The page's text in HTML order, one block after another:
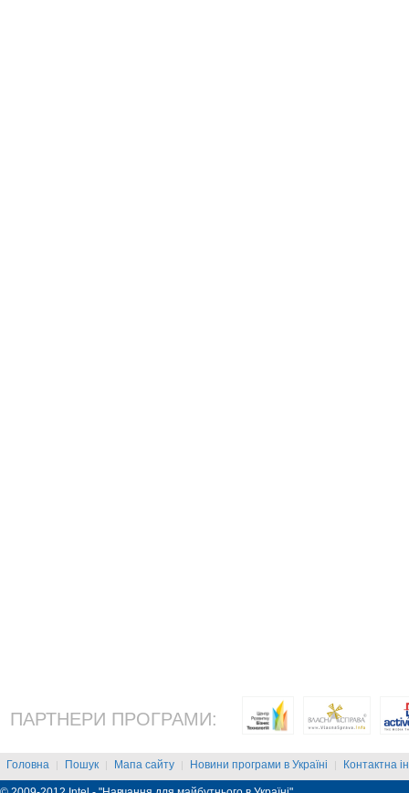
ПАРТНЕРИ ПРОГРАМИ:
Головна | Пошук | Мапа сайту | Новини програми в Україні | Контактна